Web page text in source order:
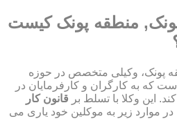
پونک, منطقه پونک کیست
پونک، وکیلی متخصص در حوزه
که به کارگران و کارفرمایان در
این وکلا با تسلط بر قانون کار
موارد زیر به موکلین خود یاری می